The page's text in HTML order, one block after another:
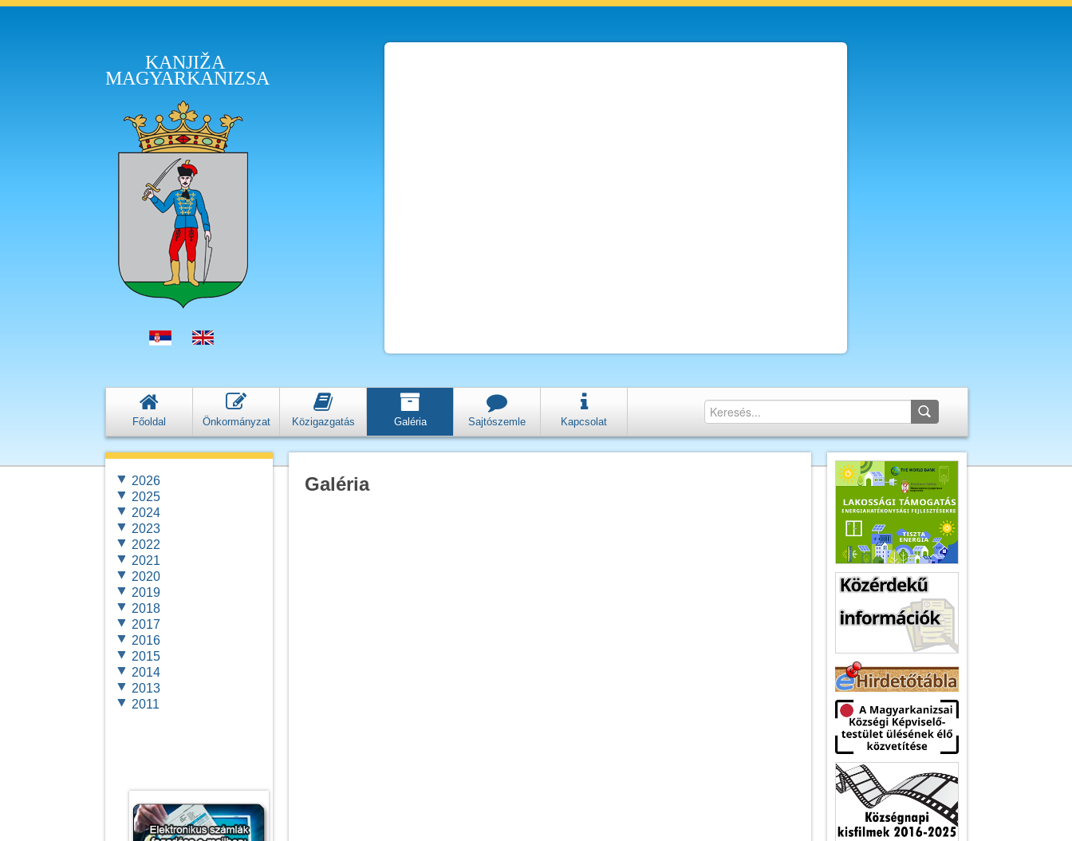
KANJIŽA
MAGYARKANIZSA
Főoldal Önkormányzat Közigazgatás Galéria Sajtószemle Kapcsolat
2026
2025
2024
2023
2022
2021
2020
2019
2018
2017
2016
2015
2014
2013
2011
Galéria